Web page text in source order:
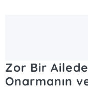
Zor Bir
Onarmanın